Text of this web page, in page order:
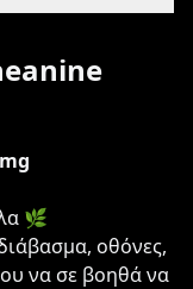
🌿
οθόνες,
να σε βοηθά να